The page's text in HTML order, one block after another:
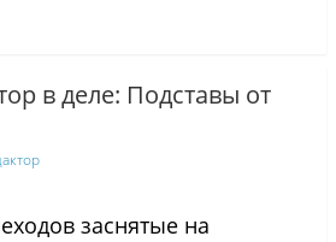
в деле: Подставы от
заснятые на